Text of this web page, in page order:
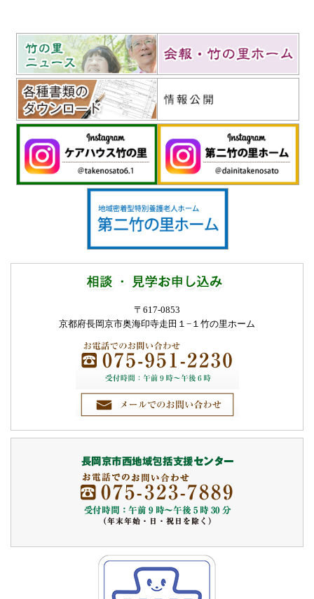
〒617-0853
京都府長岡京市奥海印寺走田１−１ 竹の里ホーム